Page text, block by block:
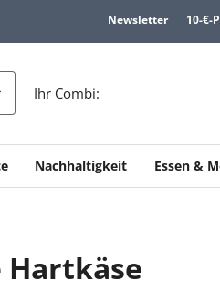
Newsletter 10-€-
Ihr Combi:
Nachhaltigkeit Essen &